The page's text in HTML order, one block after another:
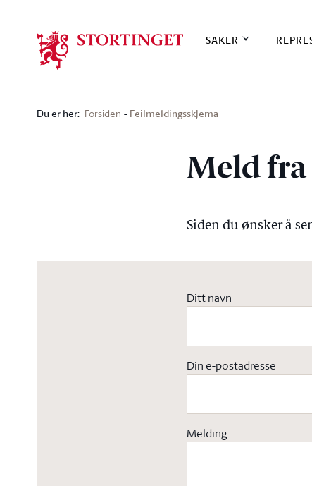
SAKER
Du er her: Forsiden Feilmeldingsskjema
Meld fra
Siden du ønsker å
Ditt navn
Din e-postadresse
Melding